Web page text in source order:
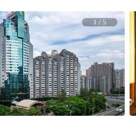
1 / 5